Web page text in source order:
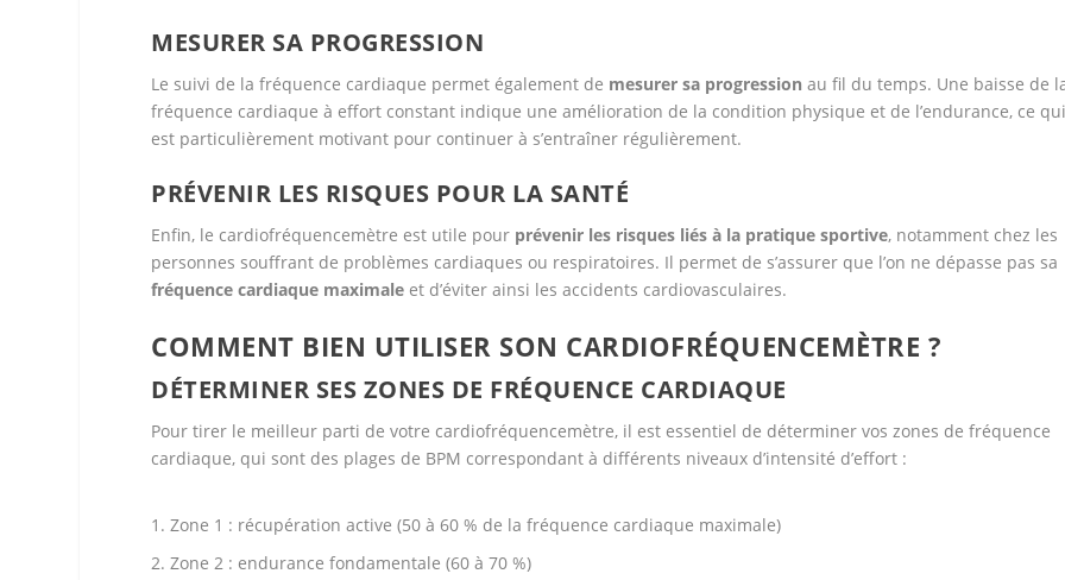
MESURER SA PROGRESSION
Le suivi de la fréquence cardiaque permet également de mesurer sa progression au fil du temps. Une baisse de
fréquence cardiaque à effort constant indique une amélioration de la condition physique et de l’endurance, ce
est particulièrement motivant pour continuer à s’entraîner régulièrement.
PRÉVENIR LES RISQUES POUR LA SANTÉ
Enfin, le cardiofréquencemètre est utile pour prévenir les risques liés à la pratique sportive, notamment chez les
personnes souffrant de problèmes cardiaques ou respiratoires. Il permet de s’assurer que l’on ne dépasse pas sa
fréquence cardiaque maximale et d’éviter ainsi les accidents cardiovasculaires.
COMMENT BIEN UTILISER SON CARDIOFRÉQUENCEMÈTRE ?
DÉTERMINER SES ZONES DE FRÉQUENCE CARDIAQUE
Pour tirer le meilleur parti de votre cardiofréquencemètre, il est essentiel de déterminer vos zones de fréquence
cardiaque, qui sont des plages de BPM correspondant à différents niveaux d’intensité d’effort :
Zone 1 : récupération active (50 à 60 % de la fréquence cardiaque maximale)
Zone 2 : endurance fondamentale (60 à 70 %)